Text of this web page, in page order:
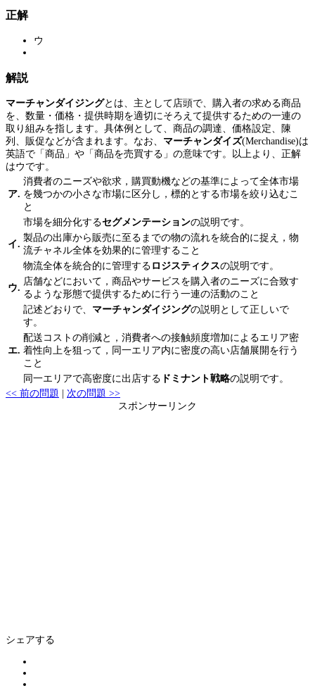
正解
ウ
解説
マーチャンダイジングとは、主として店頭で、購入者の求める商品
を、数量・価格・提供時期を適切にそろえて提供するための一連の
取り組みを指します。具体例として、商品の調達、価格設定、陳
列、販促などが含まれます。なお、 マーチャンダイズ(Merchandise)は
英語で「商品」や「商品を売買する」の意味です。以上より、正解
はウです。
ア.
消費者のニーズや欲求，購買動機などの基準によって全体市場
を幾つかの小さな市場に区分し，標的とする市場を絞り込むこ
と
市場を細分化するセグメンテーションの説明です。
イ.
製品の出庫から販売に至るまでの物の流れを統合的に捉え，物
流チャネル全体を効果的に管理すること
物流全体を統合的に管理する ロジスティクスの説明です。
ウ.
店舗などにおいて，商品やサービスを購入者のニーズに合致す
るような形態で提供するために行う一連の活動のこと
記述どおりで、 マーチャンダイジングの説明として正しいで
す。
エ.
配送コストの削減と，消費者への接触頻度増加によるエリア密
着性向上を狙って，同一エリア内に密度の高い店舗展開を行う
こと
同一エリアで高密度に出店する ドミナント戦略の説明です。
<< 前の問題
次の問題 >>
スポンサーリンク
シェアする